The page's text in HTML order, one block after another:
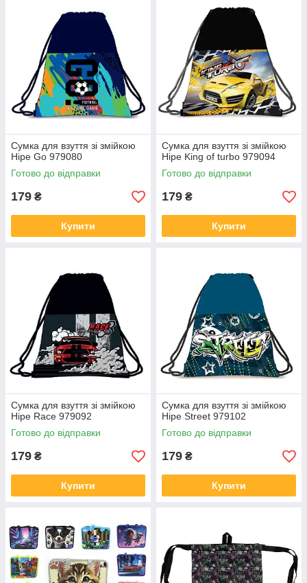
Сумка для взуття зі змійкою
Hipe Go 979080
Готово до відправки
179 ₴
Купити
Сумка для взуття зі змійкою
Hipe King of turbo 979094
Готово до відправки
179 ₴
Купити
Сумка для взуття зі змійкою
Hipe Race 979092
Готово до відправки
179 ₴
Купити
Сумка для взуття зі змійкою
Hipe Street 979102
Готово до відправки
179 ₴
Купити